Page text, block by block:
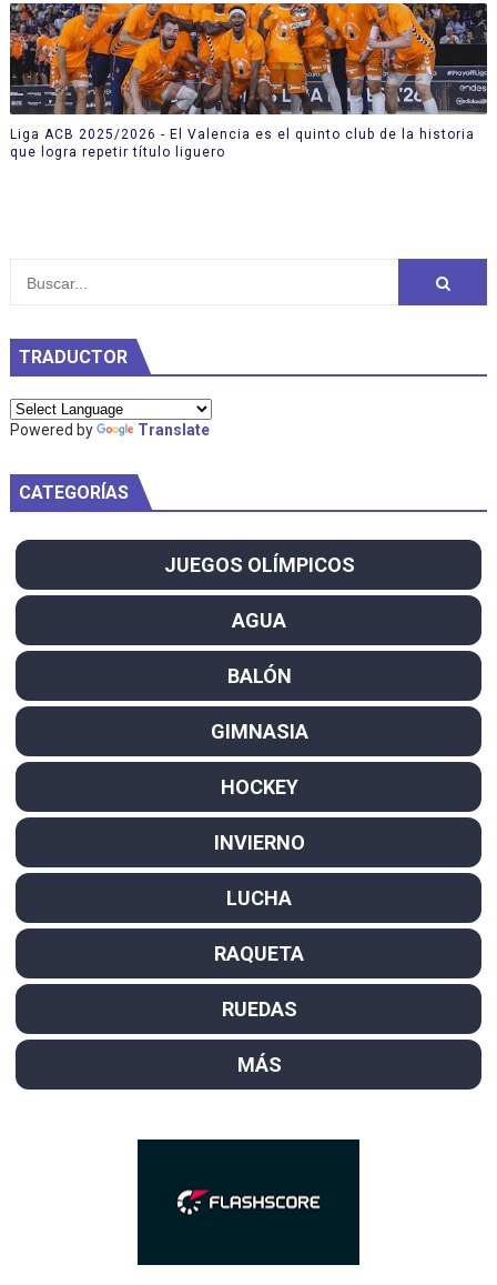
Liga ACB 2025/2026 - El Valencia es el quinto club de la historia
que logra repetir título liguero
TRADUCTOR
Powered by Translate
CATEGORÍAS
JUEGOS OLÍMPICOS
AGUA
BALÓN
GIMNASIA
HOCKEY
INVIERNO
LUCHA
RAQUETA
RUEDAS
MÁS